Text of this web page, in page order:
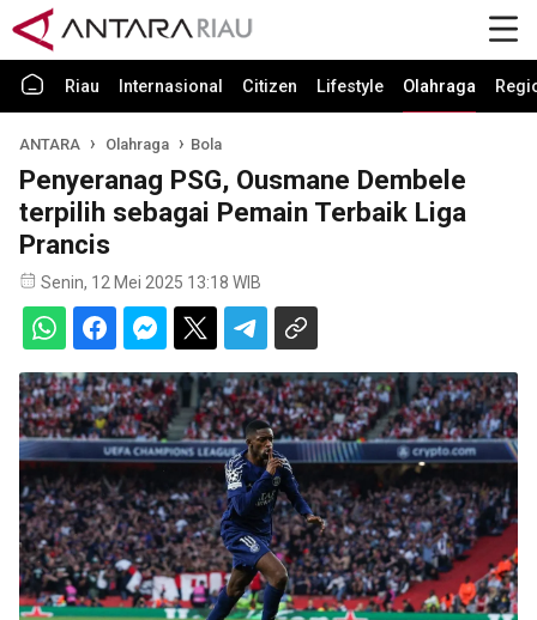
Riau Internasional Citizen Lifestyle Olahraga
ANTARA Olahraga Bola
Penyeranag PSG, Ousmane Dembele
terpilih sebagai Pemain Terbaik Liga
Prancis
Senin, 12 Mei 2025 13:18 WIB